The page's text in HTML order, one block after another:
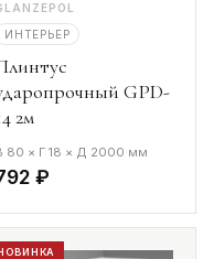
ИНТЕРЬЕР
GPD-
2м
80 × Г 18 × Д 2000 мм
₽